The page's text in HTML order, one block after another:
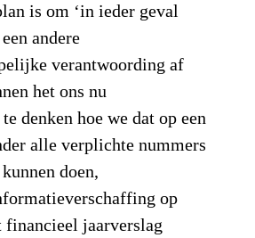
is om ‘in ieder geval
andere
verantwoording af
het ons nu
denken hoe we dat op een
alle verplichte nummers
doen,
op
financieel jaarverslag